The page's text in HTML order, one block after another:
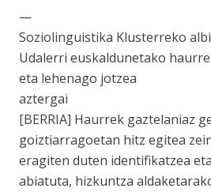
—
Soziolinguistika Klusterreko
Udalerri euskaldunetako
eta lehenago jotzea
aztergai
[BERRIA] Haurrek gaztelaniaz
goiztiarragoetan hitz egitea
eragiten duten identifikatzea
abiatuta, hizkuntza